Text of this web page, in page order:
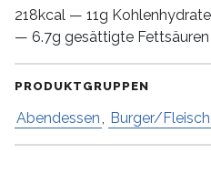
218kcal — 11g
— 6.7g gesättigte
PRODUKTGRUPPEN
Abendessen, Burger/